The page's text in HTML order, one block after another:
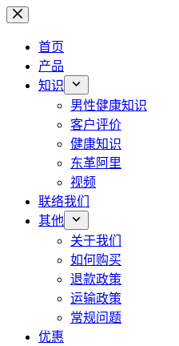
跳
首页
产品
知识
男性健康知识
客户评价
健康知识
东革阿里
视频
联络我们
其他
关于我们
如何购买
退款政策
运输政策
常规问题
优惠